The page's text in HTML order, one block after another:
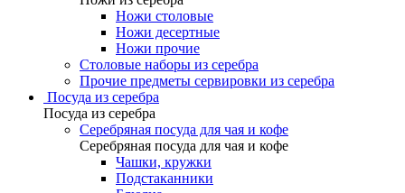
Ножи столовые
Ножи десертные
Ножи прочие
Столовые наборы из серебра
Прочие предметы сервировки из серебра
Посуда из серебра
Посуда из серебра
Серебряная посуда для чая и кофе
Серебряная посуда для чая и кофе
Чашки, кружки
Подстаканники